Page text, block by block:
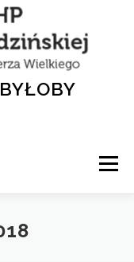
Menu
RODZICÓW